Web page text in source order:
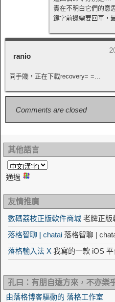
實在不明白它們的意
鍵字前邊需要回車，
ranio
同手賤，正在下載recovery= =…
Comments are closed
其他語言
通過
友情推廣
數碼荔枝正版軟件商城 老牌正版
落格智聊 | chatai 落格智聊 |
落格輸入法 X 我寫的一款 iOS
孔曰：有朋自遠方來，不亦樂
由落格博客驅動的 落格工作室